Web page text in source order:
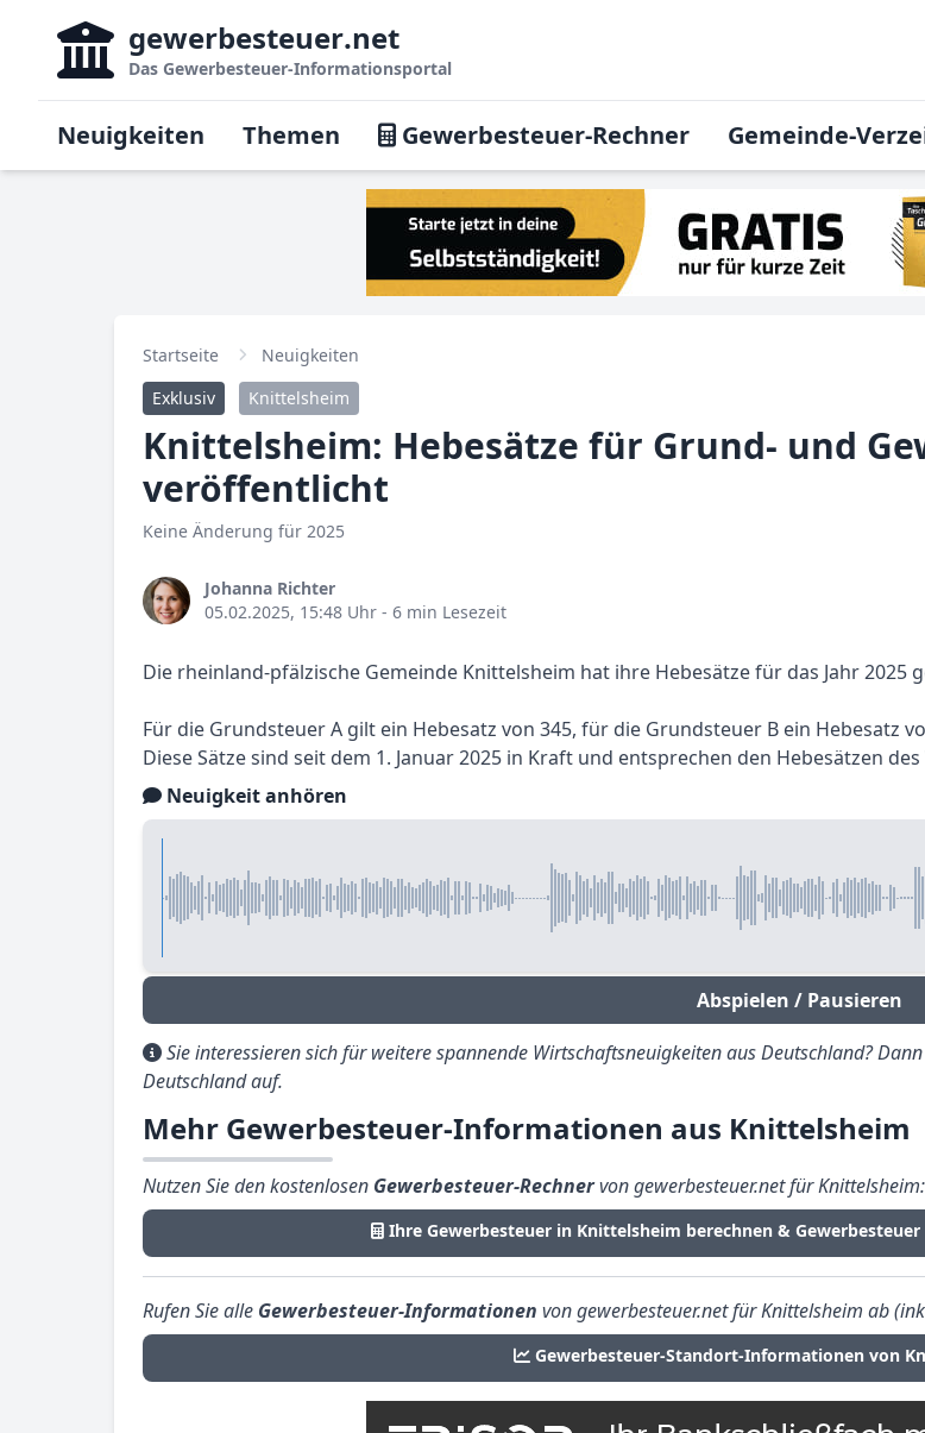
gewerbesteuer.net
Das Gewerbesteuer-Informationsportal
Neuigkeiten Themen Gewerbesteuer-Rechner Gemeinde-
Startseite
Neuigkeiten
Exklusiv
Knittelsheim
Knittelsheim: Hebesätze für Grund- und
veröffentlicht
Keine Änderung für 2025
Johanna Richter
05.02.2025, 15:48 Uhr - 6 min Lesezeit
Die rheinland-pfälzische Gemeinde Knittelsheim hat ihre Hebesätze für das Jahr 2025
Für die Grundsteuer A gilt ein Hebesatz von 345, für die Grundsteuer B ein Hebesatz
Diese Sätze sind seit dem 1. Januar 2025 in Kraft und entsprechen den Hebesätzen
Neuigkeit anhören
Abspielen / Pausieren
Sie interessieren sich für weitere spannende Wirtschaftsneuigkeiten aus Deutschland?
Deutschland auf.
Mehr Gewerbesteuer-Informationen aus Knittelsheim
Nutzen Sie den kostenlosen Gewerbesteuer-Rechnervon gewerbesteuer.net für Knittelsheim:
Ihre Gewerbesteuer in Knittelsheim berechnen &
Rufen Sie alle Gewerbesteuer-Informationen von gewerbesteuer.net für Knittelsheim ab
Gewerbesteuer-Standort-Informationen von